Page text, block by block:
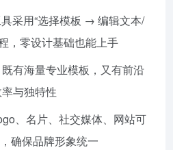
具采用“选择模板 → 编辑文本/
，零设计基础也能上手
既有海量专业模板，又有前沿
与独特性
、名片、社交媒体、网站可
确保品牌形象统一